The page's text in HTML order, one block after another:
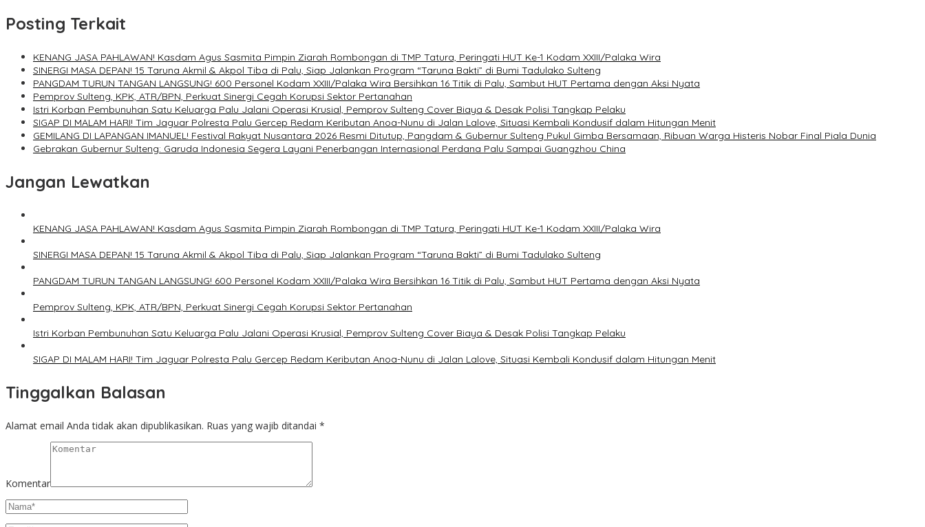
Posting Terkait
KENANG JASA PAHLAWAN! Kasdam Agus Sasmita Pimpin Ziarah Rombongan di TMP Tatura, Peringati HUT Ke-1 Kodam XXIII/Palaka Wira
SINERGI MASA DEPAN! 15 Taruna Akmil & Akpol Tiba di Palu, Siap Jalankan Program “Taruna Bakti” di Bumi Tadulako Sulteng
PANGDAM TURUN TANGAN LANGSUNG! 600 Personel Kodam XXIII/Palaka Wira Bersihkan 16 Titik di Palu, Sambut HUT Pertama dengan Aksi Nyata
Pemprov Sulteng, KPK, ATR/BPN, Perkuat Sinergi Cegah Korupsi Sektor Pertanahan
Istri Korban Pembunuhan Satu Keluarga Palu Jalani Operasi Krusial, Pemprov Sulteng Cover Biaya & Desak Polisi Tangkap Pelaku
SIGAP DI MALAM HARI! Tim Jaguar Polresta Palu Gercep Redam Keributan Anoa-Nunu di Jalan Lalove, Situasi Kembali Kondusif dalam Hitungan Menit
GEMILANG DI LAPANGAN IMANUEL! Festival Rakyat Nusantara 2026 Resmi Ditutup, Pangdam & Gubernur Sulteng Pukul Gimba Bersamaan, Ribuan Warga Histeris Nobar Final Piala Dunia
Gebrakan Gubernur Sulteng: Garuda Indonesia Segera Layani Penerbangan Internasional Perdana Palu Sampai Guangzhou China
Jangan Lewatkan
KENANG JASA PAHLAWAN! Kasdam Agus Sasmita Pimpin Ziarah Rombongan di TMP Tatura, Peringati HUT Ke-1 Kodam XXIII/Palaka Wira
SINERGI MASA DEPAN! 15 Taruna Akmil & Akpol Tiba di Palu, Siap Jalankan Program “Taruna Bakti” di Bumi Tadulako Sulteng
PANGDAM TURUN TANGAN LANGSUNG! 600 Personel Kodam XXIII/Palaka Wira Bersihkan 16 Titik di Palu, Sambut HUT Pertama dengan Aksi Nyata
Pemprov Sulteng, KPK, ATR/BPN, Perkuat Sinergi Cegah Korupsi Sektor Pertanahan
Istri Korban Pembunuhan Satu Keluarga Palu Jalani Operasi Krusial, Pemprov Sulteng Cover Biaya & Desak Polisi Tangkap Pelaku
SIGAP DI MALAM HARI! Tim Jaguar Polresta Palu Gercep Redam Keributan Anoa-Nunu di Jalan Lalove, Situasi Kembali Kondusif dalam Hitungan Menit
Tinggalkan Balasan
Alamat email Anda tidak akan dipublikasikan. Ruas yang wajib ditandai *
Komentar